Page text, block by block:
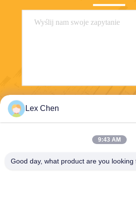
Lex Chen
9:43 AM
Good day, what product are you looking